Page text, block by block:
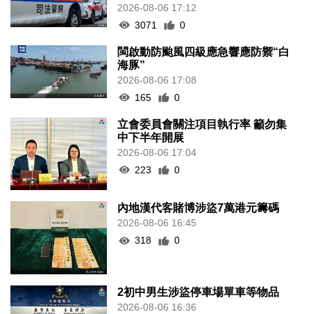
2026-08-06 17:12
3071
0
閩啟動防颱風四級應急響應防禦“白
海豚”
2026-08-06 17:08
165
0
立會委員會關注項目執行率 籲勿集
中下半年開展
2026-08-06 17:04
223
0
內地漢代客賭博涉盜7萬港元籌碼
2026-08-06 16:45
318
0
2初中男生涉盜停車場單車等物品
2026-08-06 16:36